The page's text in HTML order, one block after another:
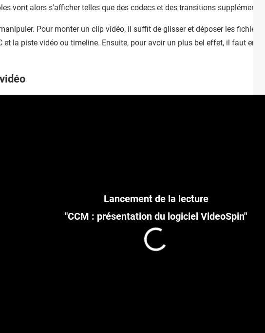
vont alors s'afficher telles que des codecs et des transitions
Pour monter un clip vidéo, il suffit de glisser et déposer les fichiers
et la piste vidéo ou timeline. Ensuite, pour avoir un plus bel effet, il faut
"CCM : présentation du logiciel VideoSpin"